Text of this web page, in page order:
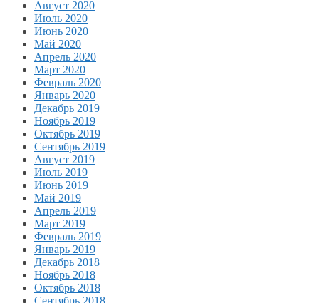
Август 2020
Июль 2020
Июнь 2020
Май 2020
Апрель 2020
Март 2020
Февраль 2020
Январь 2020
Декабрь 2019
Ноябрь 2019
Октябрь 2019
Сентябрь 2019
Август 2019
Июль 2019
Июнь 2019
Май 2019
Апрель 2019
Март 2019
Февраль 2019
Январь 2019
Декабрь 2018
Ноябрь 2018
Октябрь 2018
Сентябрь 2018